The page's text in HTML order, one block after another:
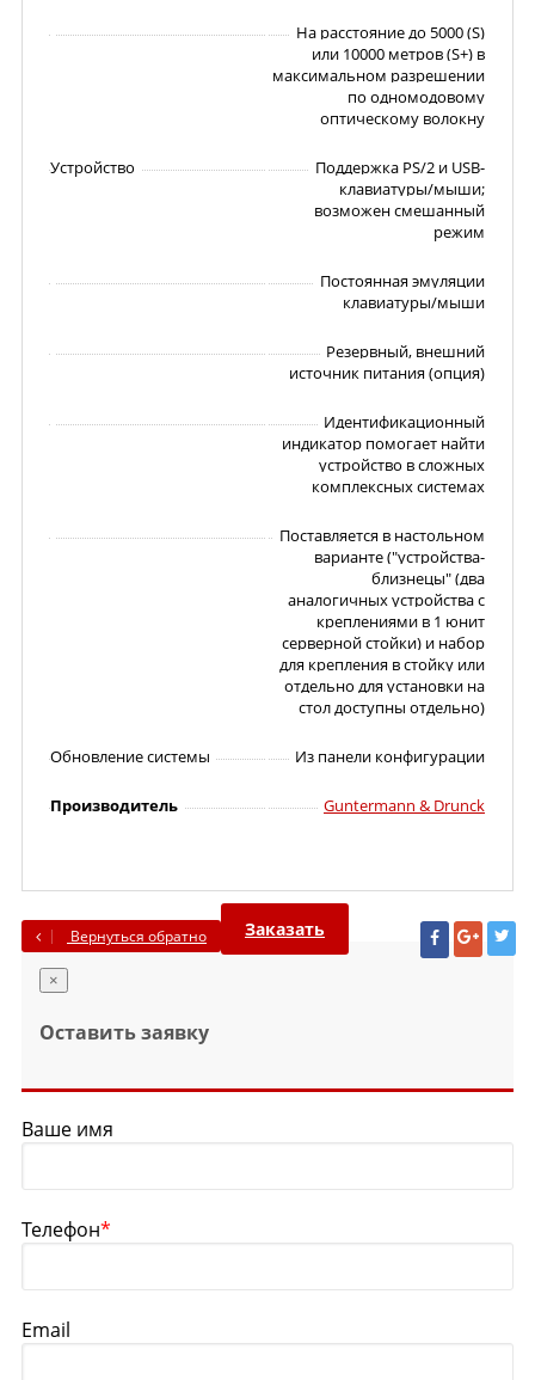
На расстояние до 5000 (S)
или 10000 метров (S+) в
максимальном разрешении
по одномодовому
оптическому волокну
Устройство
Поддержка PS/2 и USB-
клавиатуры/мыши;
возможен смешанный
режим
Постоянная эмуляции
клавиатуры/мыши
Резервный, внешний
источник питания (опция)
Идентификационный
индикатор помогает найти
устройство в сложных
комплексных системах
Поставляется в настольном
варианте ("устройства-
близнецы" (два
аналогичных устройства с
креплениями в 1 юнит
серверной стойки) и набор
для крепления в стойку или
отдельно для установки на
стол доступны отдельно)
Обновление системы Из панели конфигурации
Производитель Guntermann & Drunck
Вернуться обратно Заказать
×
Оставить заявку
Ваше имя
Телефон*
Email